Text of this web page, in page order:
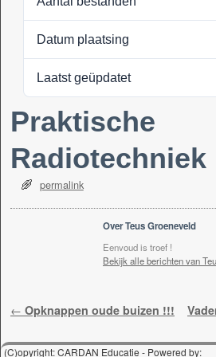
k
Datum plaatsing
Laatst geüpdatet
Praktische
Radiotechniek
permalink
Over Teus Groeneveld
Eenvoud is troef !
Bekijk alle berichten van
Berichtnavigatie
← Opknappen oude buizen !!!
(C)opyright: CARDAN Educatie - Powered by: